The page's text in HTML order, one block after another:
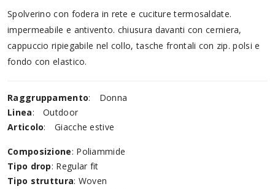
Spolverino con fodera in rete e cuciture termosaldate.
impermeabile e antivento. chiusura davanti con cerniera,
cappuccio ripiegabile nel collo, tasche frontali con zip. polsi e
fondo con elastico.
Raggruppamento:
Donna
Linea:
Outdoor
Articolo: Giacche estive
Composizione: Poliammide
Tipo drop: Regular fit
Tipo struttura: Woven